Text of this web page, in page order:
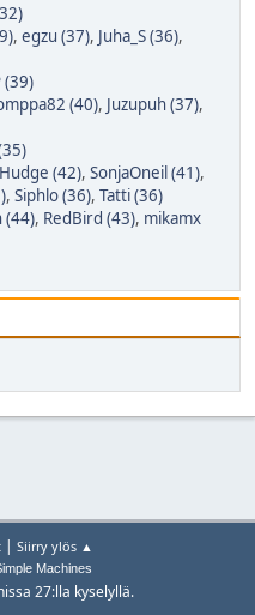
, egzu (37), Juha_S (36),
(39)
(40), Juzupuh (37),
(42), SonjaOneil (41),
, Siphlo (36), Tatti (36)
(44), RedBird (43), mikamx
| Siirry ylös ▲
Machines
27:lla kyselyllä.